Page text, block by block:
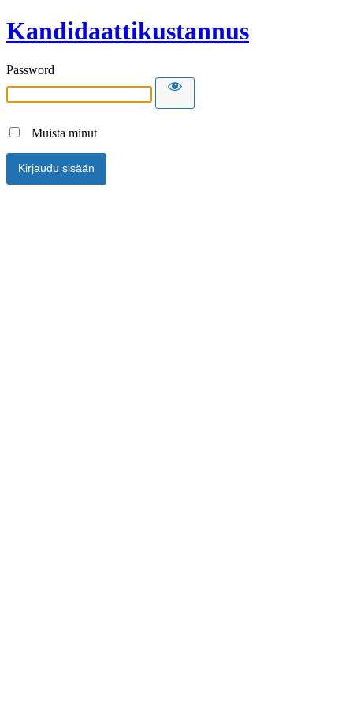
Kandidaattikustannus
Password
Muista minut